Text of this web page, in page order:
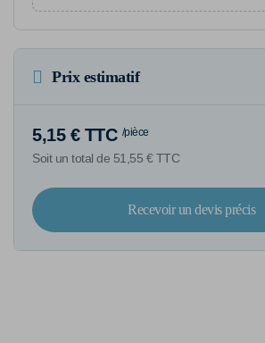
Prix estimatif
5,15 € TTC /pièce
Soit un total de 51,55 € TTC
Recevoir un devis précis